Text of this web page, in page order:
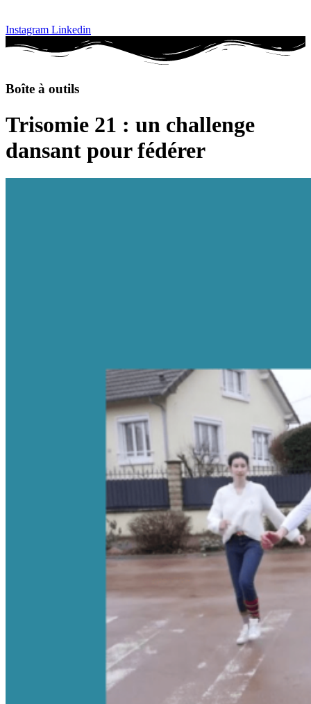
Instagram Linkedin
Boîte à outils
Trisomie 21 : un challenge
dansant pour fédérer